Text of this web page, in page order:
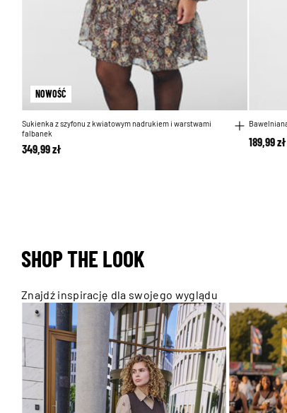
NOWOŚĆ
Sukienka z szyfonu z kwiatowym nadrukiem i warstwami
falbanek
349,99 zł 189,99 zł
SHOP THE LOOK
Znajdź inspirację dla swojego wyglądu